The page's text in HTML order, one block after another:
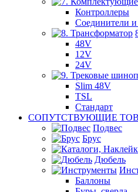
Контроллеры
Соединители
48V
12V
24V
Slim 48V
TSL
Стандарт
СОПУТСТВУЮЩИЕ
Подвес
Брус
Дюбель
Баллоны